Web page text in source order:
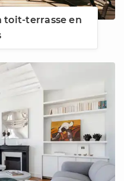
toit-terrasse en